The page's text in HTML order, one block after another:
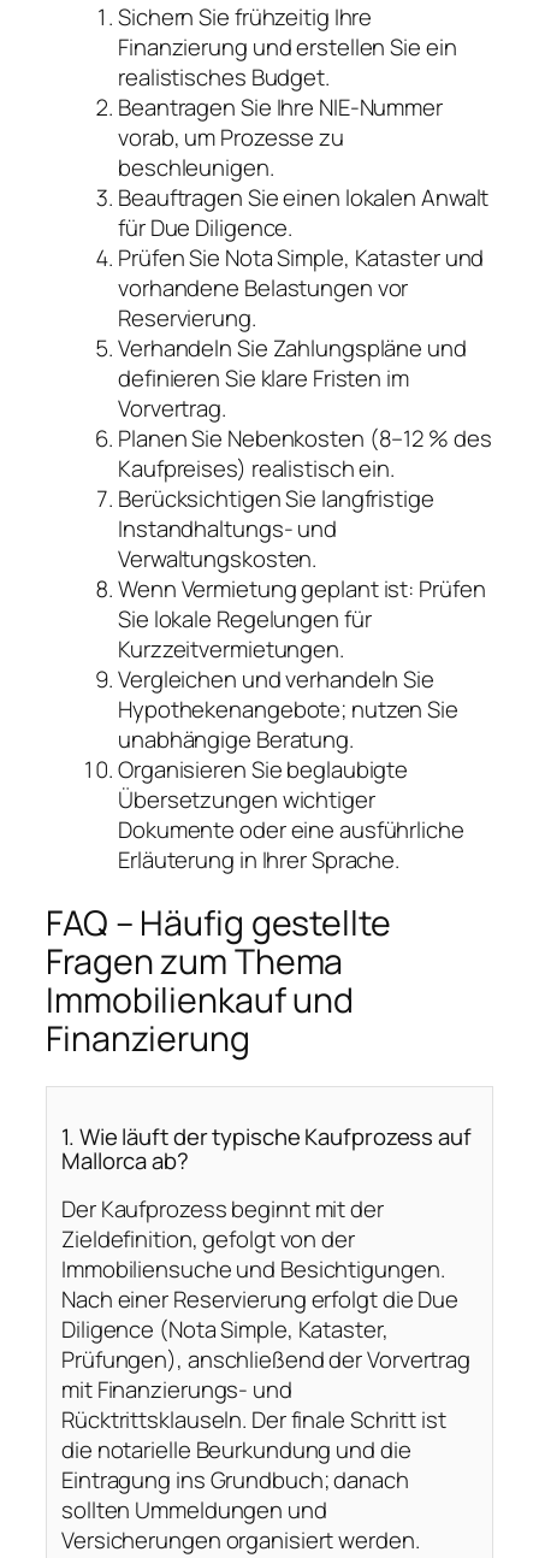
Sichern Sie frühzeitig Ihre
Finanzierung und erstellen Sie ein
realistisches Budget.
Beantragen Sie Ihre NIE-Nummer
vorab, um Prozesse zu
beschleunigen.
Beauftragen Sie einen lokalen Anwalt
für Due Diligence.
Prüfen Sie Nota Simple, Kataster und
vorhandene Belastungen vor
Reservierung.
Verhandeln Sie Zahlungspläne und
definieren Sie klare Fristen im
Vorvertrag.
Planen Sie Nebenkosten (8–12 % des
Kaufpreises) realistisch ein.
Berücksichtigen Sie langfristige
Instandhaltungs- und
Verwaltungskosten.
Wenn Vermietung geplant ist: Prüfen
Sie lokale Regelungen für
Kurzzeitvermietungen.
Vergleichen und verhandeln Sie
Hypothekenangebote; nutzen Sie
unabhängige Beratung.
Organisieren Sie beglaubigte
Übersetzungen wichtiger
Dokumente oder eine ausführliche
Erläuterung in Ihrer Sprache.
FAQ – Häufig gestellte
Fragen zum Thema
Immobilienkauf und
Finanzierung
1. Wie läuft der typische Kaufprozess auf
Mallorca ab?
Der Kaufprozess beginnt mit der
Zieldefinition, gefolgt von der
Immobiliensuche und Besichtigungen.
Nach einer Reservierung erfolgt die Due
Diligence (Nota Simple, Kataster,
Prüfungen), anschließend der Vorvertrag
mit Finanzierungs- und
Rücktrittsklauseln. Der finale Schritt ist
die notarielle Beurkundung und die
Eintragung ins Grundbuch; danach
sollten Ummeldungen und
Versicherungen organisiert werden.